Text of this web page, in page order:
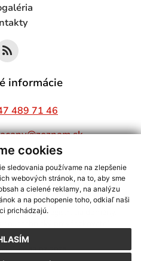
cookies
sledovania používame na zlepšenie
webových stránok, na to, aby sme
a cielené reklamy, na analýzu
a na pochopenie toho, odkiaľ naši
prichádzajú.
informácie
489 71 46
informácií s využitím RSS
2,Mapa stránok,web portál
,domény,registrácia domény
30.07.2026